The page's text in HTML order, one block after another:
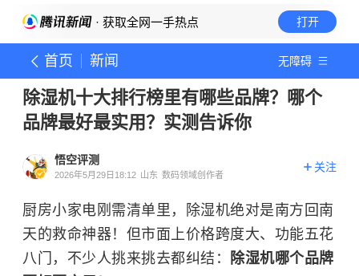
· 获取全网一手热点 打开
首页 新闻 无障碍
除湿机十大排行榜里有哪些品牌？哪个
品牌最好最实用？实测告诉你
悟空评测
2026年5月29日18:12 山东 数码领域创作者
关注
厨房小家电刚需清单里，除湿机绝对是南方回南
天的救命神器！但市面上价格跨度大、功能五花
八门，不少人挑来挑去都纠结：
除湿机哪个品牌